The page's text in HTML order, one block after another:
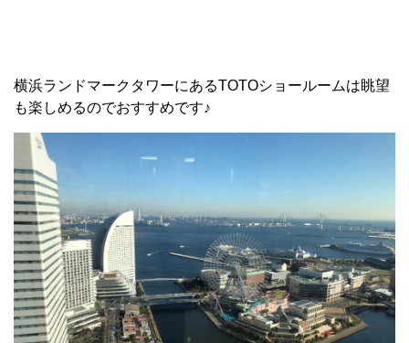
横浜ランドマークタワーにあるTOTOショールームは眺望
も楽しめるのでおすすめです♪